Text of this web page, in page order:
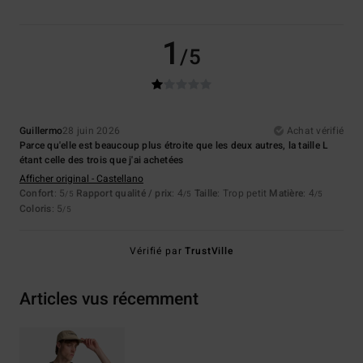
1/5
Guillermo28 juin 2026
Achat vérifié
Parce qu'elle est beaucoup plus étroite que les deux autres, la taille L
étant celle des trois que j'ai achetées
Afficher original - Castellano
Confort: 5/5 Rapport qualité / prix: 4/5 Taille: Trop petit Matière: 4/5
Coloris: 5/5
Vérifié parTrustVille
Articles vus récemment